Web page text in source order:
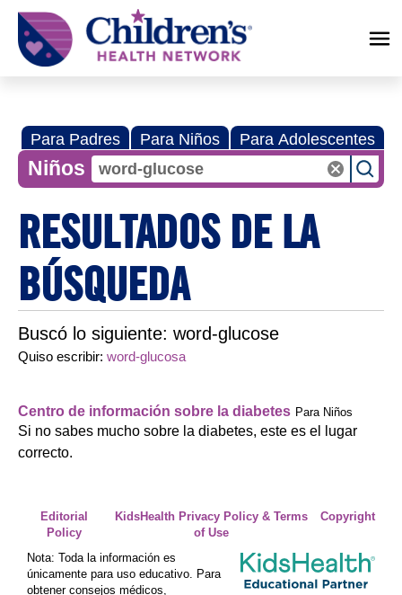
Children's
Health
Network
Para Padres Para Niños Para Adolescentes
Niños
RESULTADOS DE LA
BÚSQUEDA
Buscó lo siguiente: word-glucose
Quiso escribir: word-glucosa
Centro de información sobre la diabetes Para Niños
Si no sabes mucho sobre la diabetes, este es el lugar
correcto.
Editorial
Policy
KidsHealth Privacy Policy & Terms
of Use
Copyright
Nota: Toda la información es
únicamente para uso educativo. Para
obtener consejos médicos,